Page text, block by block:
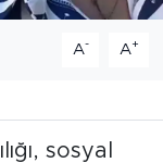
A- A+
sosyal